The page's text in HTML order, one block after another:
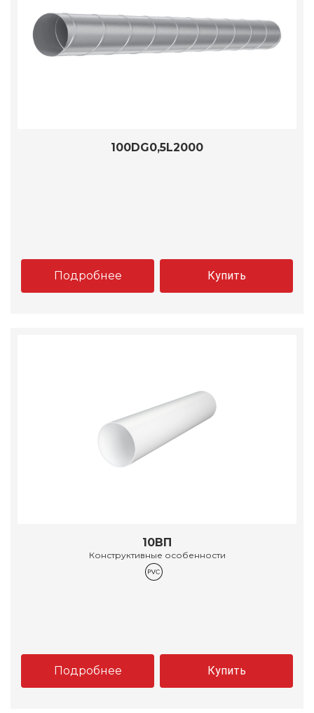
100DG0,5L2000
Подробнее Купить
10ВП
Конструктивные особенности
Подробнее Купить